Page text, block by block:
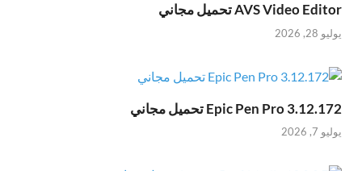
AVS Video Editor تحميل مجاني
يوليو 28, 2026
Epic Pen Pro 3.12.172 تحميل مجاني
يوليو 7, 2026